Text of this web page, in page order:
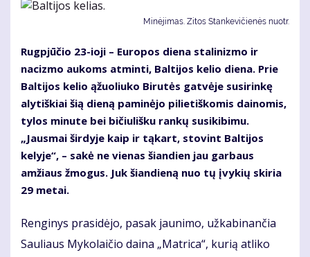
Minėjimas. Zitos Stankevičienės nuotr.
Rugpjūčio 23-ioji – Europos diena stalinizmo ir
nacizmo aukoms atminti, Baltijos kelio diena. Prie
Baltijos kelio ąžuoliuko Birutės gatvėje susirinkę
alytiškiai šią dieną paminėjo pilietiškomis dainomis,
tylos minute bei bičiulišku rankų susikibimu.
„Jausmai širdyje kaip ir tąkart, stovint Baltijos
kelyje“, – sakė ne vienas šiandien jau garbaus
amžiaus žmogus. Juk šiandieną nuo tų įvykių skiria
29 metai.
Renginys prasidėjo, pasak jaunimo, užkabinančia
Sauliaus Mykolaičio daina „Matrica“, kurią atliko